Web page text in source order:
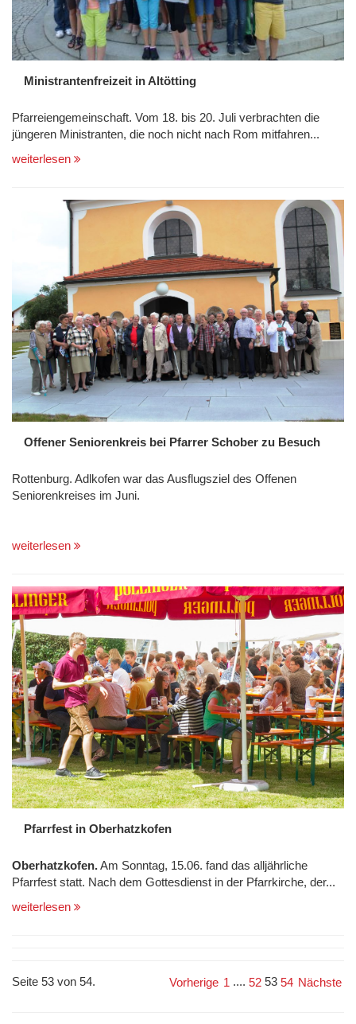
Ministrantenfreizeit in Altötting
Pfarreiengemeinschaft. Vom 18. bis 20. Juli verbrachten die
jüngeren Ministranten, die noch nicht nach Rom mitfahren...
weiterlesen
Offener Seniorenkreis bei Pfarrer Schober zu Besuch
Rottenburg. Adlkofen war das Ausflugsziel des Offenen
Seniorenkreises im Juni.
weiterlesen
Pfarrfest in Oberhatzkofen
Oberhatzkofen.Am Sonntag, 15.06. fand das alljährliche
Pfarrfest statt. Nach dem Gottesdienst in der Pfarrkirche, der...
weiterlesen
Seite 53 von 54. Vorherige 1 .... 52 53 54 Nächste